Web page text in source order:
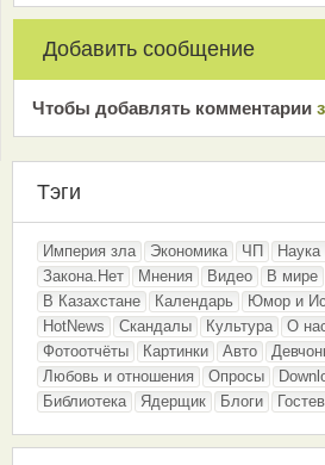
Добавить сообщение
Чтобы добавлять комментарии
Тэги
Империя зла Экономика ЧП Наука
Закона.Нет
Мнения Видео В мире
В Казахстане
Календарь Юмор и
HotNews
Скандалы Культура О
Фотоотчёты
Картинки Авто
Любовь и отношения
Опросы
Библиотека
Ядерщик Блоги